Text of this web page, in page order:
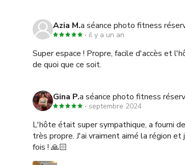
Azia M.a séance photo fitness
il y a un an
Super espace ! Propre, facile d'accès et
de quoi que ce soit.
Gina P.a séance photo fitness
septembre 2024
L'hôte était super sympathique, a fourni
très propre. J'ai vraiment aimé la région
fois ! 🙏🏻